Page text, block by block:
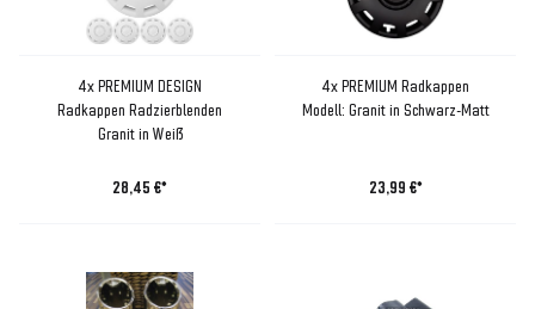
4x PREMIUM DESIGN
Radkappen Radzierblenden
Granit in Weiß
28,45 €*
4x PREMIUM Radkappen
Modell: Granit in Schwarz-Matt
23,99 €*